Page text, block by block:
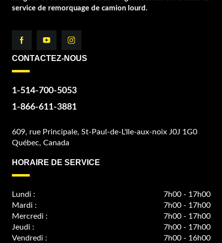
service de remorquage de camion lourd.
CONTACTEZ-NOUS
1-514-700-5053
1-866-611-3881
609, rue Principale, St-Paul-de-L'Ile-aux-noix J0J 1G0
Québec, Canada
HORAIRE DE SERVICE
Lundi :
7h00 - 17h00
Mardi :
7h00 - 17h00
Mercredi :
7h00 - 17h00
Jeudi :
7h00 - 17h00
Vendredi :
7h00 - 16h00